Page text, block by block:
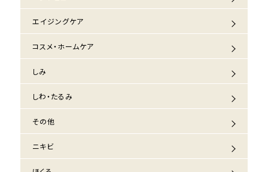
エイジングケア
コスメ・ホームケア
しみ
しわ・たるみ
その他
ニキビ